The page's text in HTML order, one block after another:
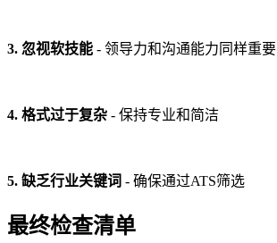
3. 忽视软技能 - 领导力和沟通能力同样重要
4. 格式过于复杂 - 保持专业和简洁
5. 缺乏行业关键词 - 确保通过ATS筛选
最终检查清单